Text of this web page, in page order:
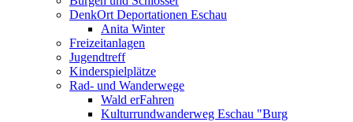
DenkOrt Deportationen Eschau
Anita Winter
Freizeitanlagen
Jugendtreff
Kinderspielplätze
Rad- und Wanderwege
Wald erFahren
Kulturrundwanderweg Eschau "Burg